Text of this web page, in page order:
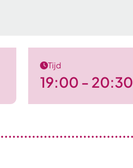
Tijd
19:00 - 20:30